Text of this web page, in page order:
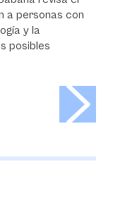
a personas con
y la
posibles